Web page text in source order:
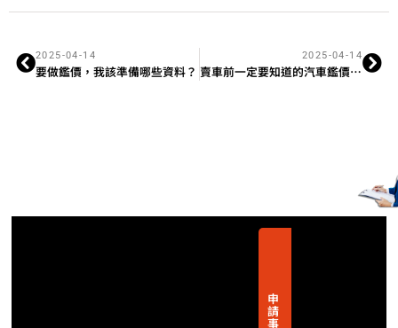
申
請
事
2025-04-14
要做鑑價，我該準備哪些資料？
2025-04-14
賣車前一定要知道的汽車鑑價技巧與注意事項